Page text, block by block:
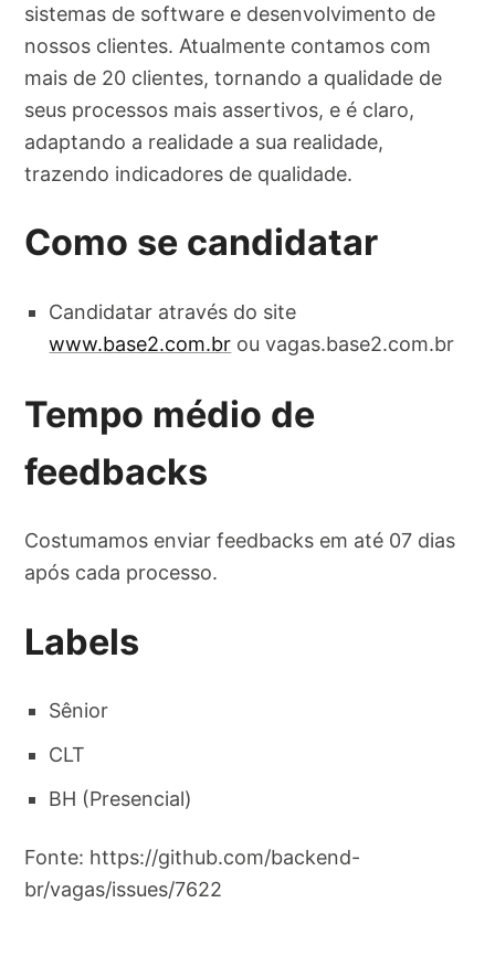
sistemas de software e desenvolvimento de
nossos clientes. Atualmente contamos com
mais de 20 clientes, tornando a qualidade de
seus processos mais assertivos, e é claro,
adaptando a realidade a sua realidade,
trazendo indicadores de qualidade.
Como se candidatar
Candidatar através do site
www.base2.com.br ou vagas.base2.com.br
Tempo médio de
feedbacks
Costumamos enviar feedbacks em até 07 dias
após cada processo.
Labels
Sênior
CLT
BH (Presencial)
Fonte: https://github.com/backend-
br/vagas/issues/7622